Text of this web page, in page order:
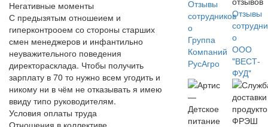
Негативные моменты
С предызятым отношеием и
гиперконтрооем со стороны старших
смен менеджеров и инфантильно
неуважительного поведения
директорасклада. Чтобы получить
зарплату в 70 то нужно всем угодить и
никому ни в чём не отказывать я имею
ввиду типо руководителям.
Условия оплаты труда
Отношения в коллективе
Отзывы
сотрудников
о
Группа
Компаний
РусАгро
Отзывы
о
ООО
"ВЕСТ-
ФУД"